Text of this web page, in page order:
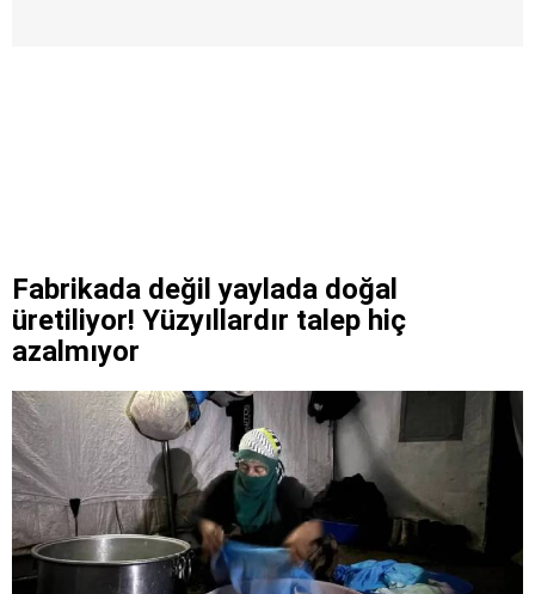
Fabrikada değil yaylada doğal
üretiliyor! Yüzyıllardır talep hiç
azalmıyor